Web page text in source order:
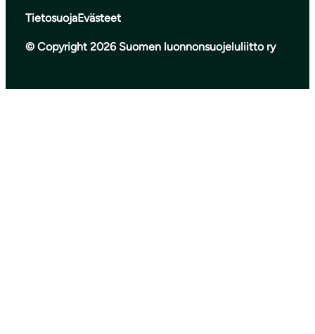
TietosuojaEvästeet
© Copyright 2026 Suomen luonnonsuojeluliitto ry